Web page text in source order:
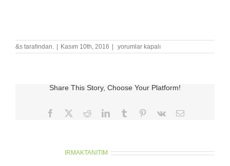
&s tarafından. Kasım 10th, 2016
classic-
g-
yorumlar kapalı
Share This Story, Choose Your Platform!
Facebook RedditLinkedInTumblr Pinterest
Vk
E-
IRMAKTANITIM